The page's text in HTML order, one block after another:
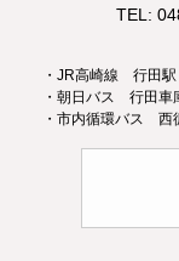
TEL:
・JR高崎線 行田駅
・朝日バス 行田車
・市内循環バス 西